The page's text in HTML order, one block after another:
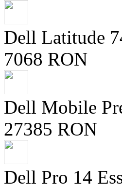
Dell Latitude
7068 RON
Dell Mobile
27385 RON
Dell Pro 14